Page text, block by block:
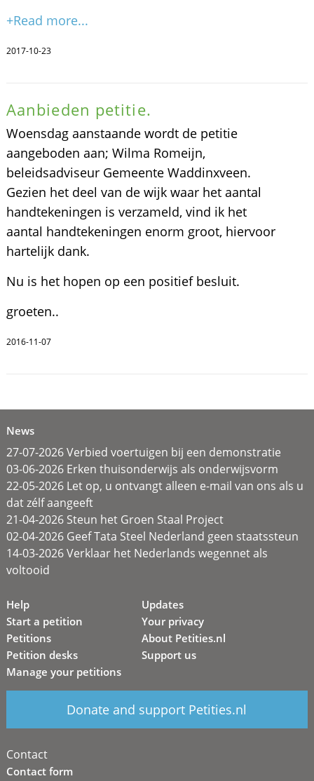
+Read more...
2017-10-23
Aanbieden petitie.
Woensdag aanstaande wordt de petitie
aangeboden aan; Wilma Romeijn,
beleidsadviseur Gemeente Waddinxveen.
Gezien het deel van de wijk waar het aantal
handtekeningen is verzameld, vind ik het
aantal handtekeningen enorm groot, hiervoor
hartelijk dank.
Nu is het hopen op een positief besluit.
groeten..
2016-11-07
News
27-07-2026 Verbied voertuigen bij een demonstratie
03-06-2026 Erken thuisonderwijs als onderwijsvorm
22-05-2026 Let op, u ontvangt alleen e-mail van ons als u
dat zélf aangeeft
21-04-2026 Steun het Groen Staal Project
02-04-2026 Geef Tata Steel Nederland geen staatssteun
14-03-2026 Verklaar het Nederlands wegennet als
voltooid
Help
Start a petition
Petitions
Petition desks
Manage your petitions
Updates
Your privacy
About Petities.nl
Support us
Donate and support Petities.nl
Contact
Contact form